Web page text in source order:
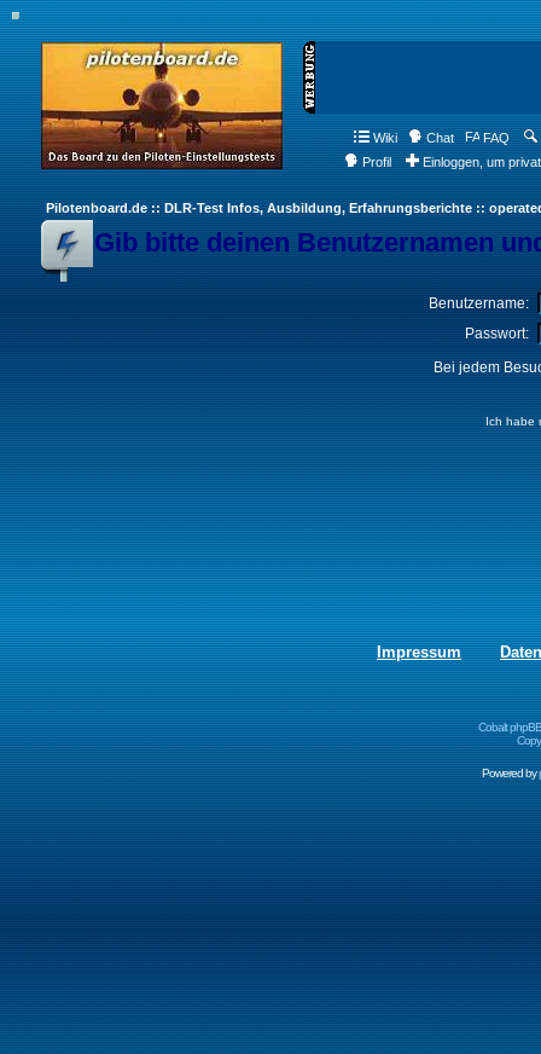
Wiki Chat FAQ
Profil
Einloggen, um
Pilotenboard.de :: DLR-Test Infos, Ausbildung, Erfahrungsberichte ::
Gib bitte deinen Benutzernamen
Benutzername:
Passwort:
Bei jedem
Ich habe
Impressum
Cobalt
Powered by